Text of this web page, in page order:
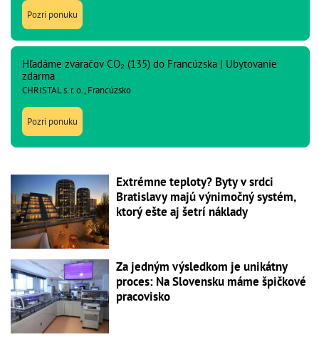
Pozri ponuku
Hľadáme zváračov CO₂ (135) do Francúzska | Ubytovanie
zdarma
CHRISTAL s. r. o., Francúzsko
Pozri ponuku
Extrémne teploty? Byty v srdci
Bratislavy majú výnimočný systém,
ktorý ešte aj šetrí náklady
Za jedným výsledkom je unikátny
proces: Na Slovensku máme špičkové
pracovisko